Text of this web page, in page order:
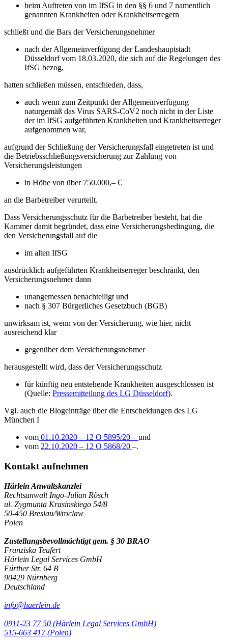
beim Auftreten von im IfSG in den §§ 6 und 7 namentlich
genannten Krankheiten oder Krankheitserregern
schließt und die Bars der Versicherungsnehmer
nach der Allgemeinverfügung der Landeshauptstadt
Düsseldorf vom 18.03.2020, die sich auf die Regelungen des
IfSG bezog,
hatten schließen müssen, entschieden, dass,
auch wenn zum Zeitpunkt der Allgemeinverfügung
naturgemäß das Virus SARS-CoV2 noch nicht in der Liste
der im IfSG aufgeführten Krankheiten und Krankheitserreger
aufgenommen war,
aufgrund der Schließung der Versicherungsfall eingetreten ist und
die Betriebsschließungsversicherung zur Zahlung von
Versicherungsleistungen
in Höhe von über 750.000,– €
an die Barbetreiber verurteilt.
Dass Versicherungsschutz für die Barbetreiber besteht, hat die
Kammer damit begründet, dass eine Versicherungsbedingung, die
den Versicherungsfall auf die
im alten IfSG
ausdrücklich aufgeführten Krankheitserreger beschränkt, den
Versicherungsnehmer dann
unangemessen benachteiligt und
nach § 307 Bürgerliches Gesetzbuch (BGB)
unwirksam ist, wenn von der Versicherung, wie hier, nicht
ausreichend klar
gegenüber dem Versicherungsnehmer
herausgestellt wird, dass der Versicherungsschutz
für künftig neu entstehende Krankheiten ausgeschlossen ist
(Quelle: Pressemitteilung des LG Düsseldorf).
Vgl. auch die Blogeinträge über die Entscheidungen des LG
München I
vom 01.10.2020 – 12 O 5895/20 – und
vom 22.10.2020 – 12 O 5868/20 –.
Kontakt aufnehmen
Härlein Anwaltskanzlei
Rechtsanwalt Ingo-Julian Rösch
ul. Zygmunta Krasinskiego 54/8
50-450 Breslau/Wroclaw
Polen
Zustellungsbevollmächtigt gem. § 30 BRAO
Franziska Teufert
Härlein Legal Services GmbH
Fürther Str. 64 B
90429 Nürnberg
Deutschland
info@haerlein.de
0911-23 77 50 (Härlein Legal Services GmbH)
‭515-663 417 (Polen)‬‬‬